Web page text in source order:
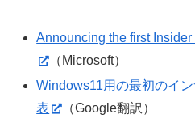
Announcing the first
（Microsoft）
Windows11用の最初のイ
表
（Google翻訳）